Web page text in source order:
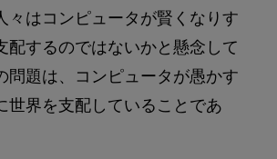
々はコンピュータが賢くなりす
配するのではないかと懸念して
問題は、コンピュータが愚かす
世界を支配していることであ